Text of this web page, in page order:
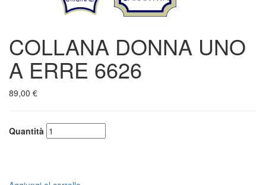
COLLANA DONNA UNO
A ERRE 6626
89,00 €
Quantità